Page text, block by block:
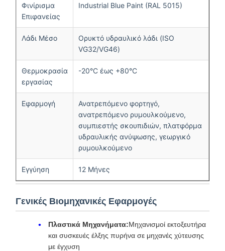
Φινίρισμα
Επιφανείας
Industrial Blue Paint (RAL 5015)
Λάδι Μέσο
Ορυκτό υδραυλικό λάδι (ISO
VG32/VG46)
Θερμοκρασία
εργασίας
-20°C έως +80°C
Εφαρμογή
Ανατρεπόμενο φορτηγό,
ανατρεπόμενο ρυμουλκούμενο,
συμπιεστής σκουπιδιών, πλατφόρμα
υδραυλικής ανύψωσης, γεωργικό
ρυμουλκούμενο
Εγγύηση 12 Μήνες
Γενικές Βιομηχανικές Εφαρμογές
Πλαστικά Μηχανήματα:Μηχανισμοί εκτοξευτήρα
και συσκευές έλξης πυρήνα σε μηχανές χύτευσης
με έγχυση